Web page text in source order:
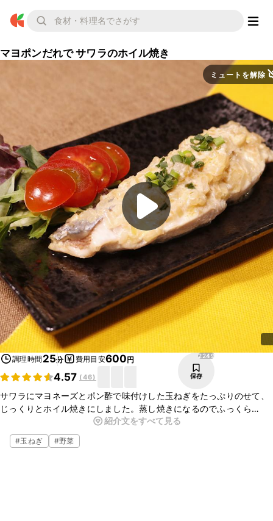
マヨポンだれで サワラのホイル焼き
ミュートを解除
調理時間 25分 費用目安600円
4.57 (46)
2249
保存
サワラにマヨネーズとポン酢で味付けした玉ねぎをたっぷりのせて、
じっくりとホイル焼きにしました。蒸し焼きになるのでふっくら
ジューシーな焼き上がりです。お好みで、途中でホイルを開けて焦げ
目をつけても美味しいですよ。
紹介文をすべて見る
#玉ねぎ #野菜